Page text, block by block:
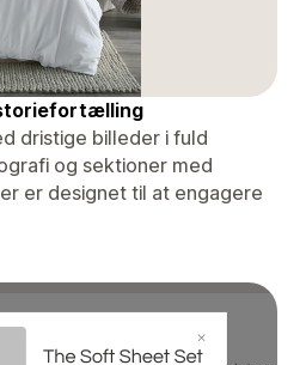
dristige billeder i fuld
og sektioner med
er designet til at engagere